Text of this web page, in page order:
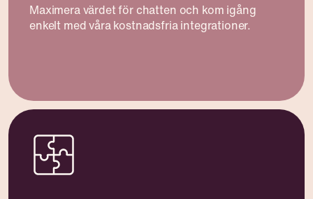
Maximera värdet för chatten och kom igång
enkelt med våra kostnadsfria integrationer.